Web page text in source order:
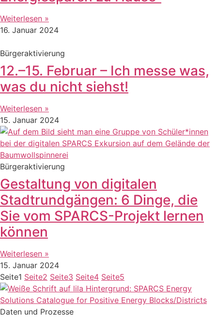
Weiterlesen »
16. Januar 2024
Bürgeraktivierung
12.–15. Februar – Ich messe was,
was du nicht siehst!
Weiterlesen »
15. Januar 2024
Bürgeraktivierung
Gestaltung von digitalen
Stadtrundgängen: 6 Dinge, die
Sie vom SPARCS-Projekt lernen
können
Weiterlesen »
15. Januar 2024
Seite1 Seite2 Seite3 Seite4 Seite5
Daten und Prozesse